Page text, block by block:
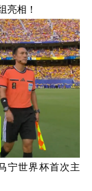
亮相！
宁世界杯首次主